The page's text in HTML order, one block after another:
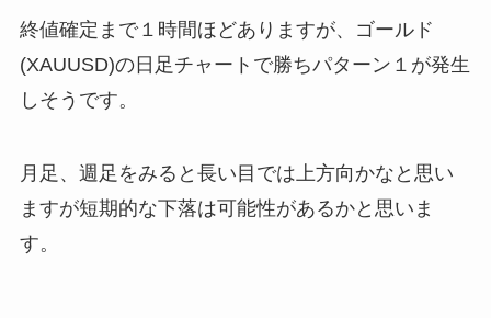
終値確定まで１時間ほどありますが、ゴールド
(XAUUSD)の日足チャートで勝ちパターン１が発生
しそうです。
月足、週足をみると長い目では上方向かなと思い
ますが短期的な下落は可能性があるかと思いま
す。